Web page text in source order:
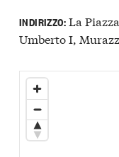
INDIRIZZO:La
Umberto I,